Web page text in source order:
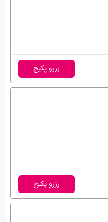
رزرو پکیج
رزرو پکیج